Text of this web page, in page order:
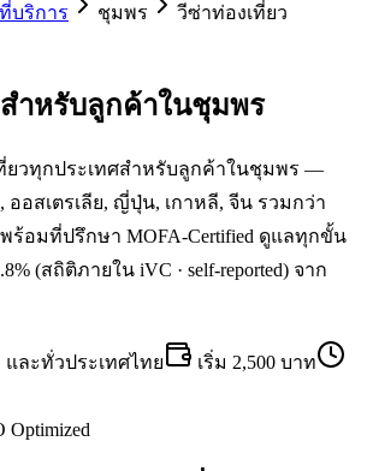
บริการ ชุมพร
วีซ่าท่องเที่ยว
ำหรับลูกค้าในชุมพร
ยวทุกประเทศสำหรับลูกค้าในชุมพร —
ออสเตรเลีย, ญี่ปุ่น, เกาหลี, จีน รวมกว่า
ร้อมที่ปรึกษา MOFA-Certified ดูแลทุกขั้น
(สถิติภายใน iVC · self-reported) จาก
และทั่วประเทศไทย เริ่ม 2,500 บาท
Optimized